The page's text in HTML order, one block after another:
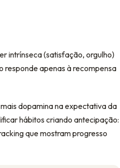
intrínseca (satisfação, orgulho)
responde apenas à recompensa
dopamina na expectativa da
hábitos criando antecipação:
que mostram progresso